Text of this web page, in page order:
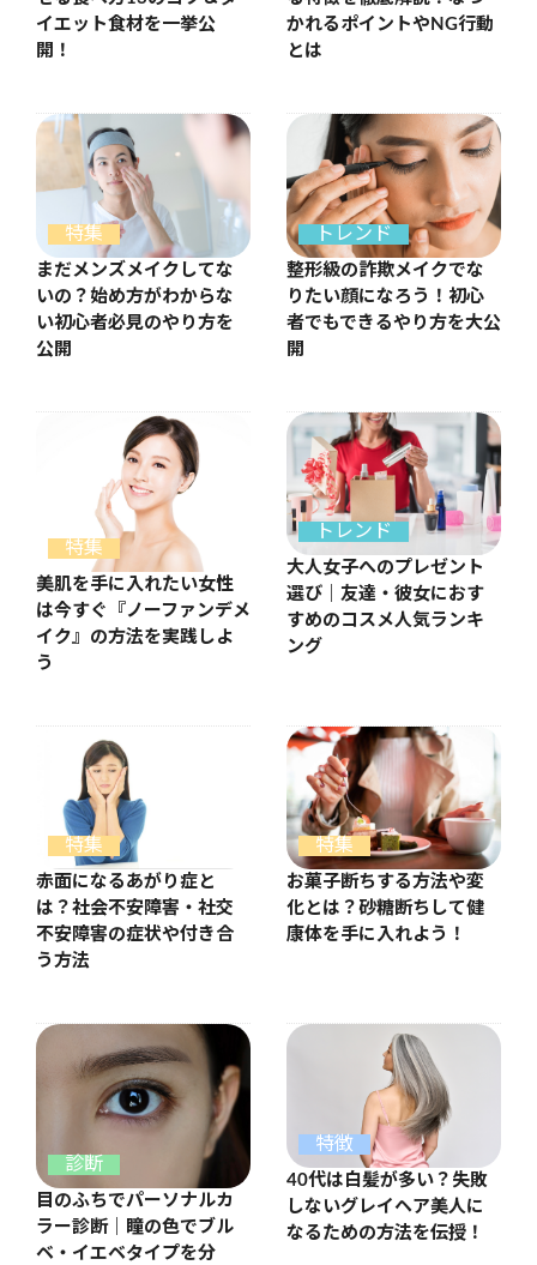
イエット食材を一挙公
開！
かれるポイントやNG行動
とは
特集
まだメンズメイクしてな
いの？始め方がわからな
い初心者必見のやり方を
公開
トレンド
整形級の詐欺メイクでな
りたい顔になろう！初心
者でもできるやり方を大公
開
特集
美肌を手に入れたい女性
は今すぐ『ノーファンデメ
イク』の方法を実践しよ
う
トレンド
大人女子へのプレゼント
選び｜友達・彼女におす
すめのコスメ人気ランキ
ング
特集
赤面になるあがり症と
は？社会不安障害・社交
不安障害の症状や付き合
う方法
特集
お菓子断ちする方法や変
化とは？砂糖断ちして健
康体を手に入れよう！
診断
目のふちでパーソナルカ
ラー診断｜瞳の色でブル
ベ・イエベタイプを分
特徴
40代は白髪が多い？失敗
しないグレイヘア美人に
なるための方法を伝授！